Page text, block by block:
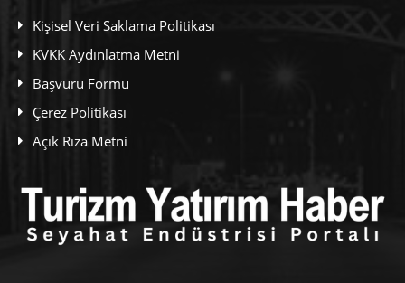
Kişisel Veri Saklama Politikası
KVKK Aydınlatma Metni
Başvuru Formu
Çerez Politikası
Açık Rıza Metni